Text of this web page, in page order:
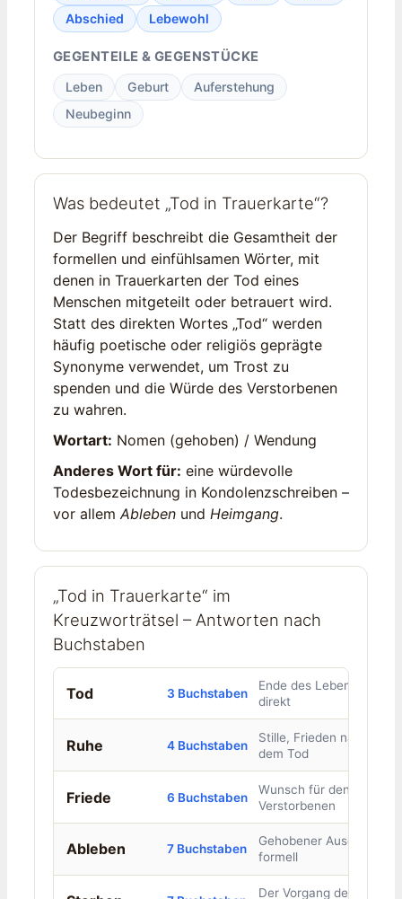
Abschied
Lebewohl
GEGENTEILE & GEGENSTÜCKE
Leben Geburt
Auferstehung
Neubeginn
Was bedeutet „Tod in Trauerkarte“?
Der Begriff beschreibt die Gesamtheit der
formellen und einfühlsamen Wörter, mit
denen in Trauerkarten der Tod eines
Menschen mitgeteilt oder betrauert wird.
Statt des direkten Wortes „Tod“ werden
häufig poetische oder religiös geprägte
Synonyme verwendet, um Trost zu
spenden und die Würde des Verstorbenen
zu wahren.
Wortart: Nomen (gehoben) / Wendung
Anderes Wort für: eine würdevolle
Todesbezeichnung in Kondolenzschreiben –
vor allemAbleben und Heimgang.
„Tod in Trauerkarte“ im
Kreuzworträtsel – Antworten nach
Buchstaben
Tod 3 Buchstaben
Ende des Lebens,
direkt
Ruhe 4 Buchstaben
Stille, Frieden nach
dem Tod
Friede 6 Buchstaben
Wunsch für den
Verstorbenen
Ableben 7 Buchstaben
Gehobener Ausdruck,
formell
Der Vorgang des